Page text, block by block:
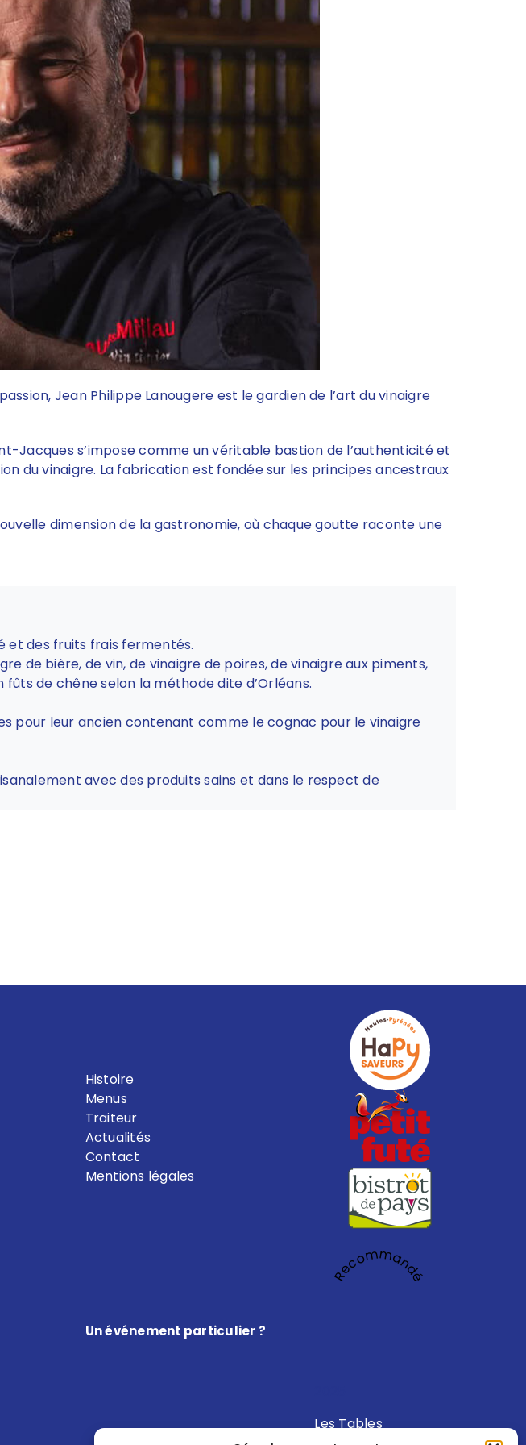
Jean Philippe Lanougere est le gardien de l’art du vinaigre
Jacques s’impose comme un véritable bastion de l’authenticité et
du vinaigre. La fabrication est fondée sur les principes ancestraux
dimension de la gastronomie, où chaque goutte raconte une
et des fruits frais fermentés.
de bière, de vin, de vinaigre de poires, de vinaigre aux piments,
de chêne selon la méthode dite d’Orléans.
pour leur ancien contenant comme le cognac pour le vinaigre
avec des produits sains et dans le respect de
Histoire
Menus
Traiteur
Actualités
Contact
Mentions légales
Un événement particulier ?
Recommandé
Les Tables